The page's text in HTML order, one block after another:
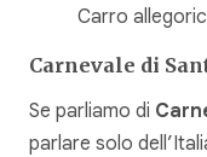
Carro
Carnevale di
Se parliamo di
parlare solo